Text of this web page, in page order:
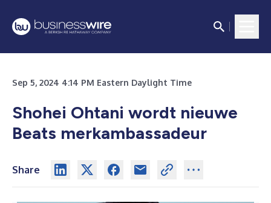
Sep 5, 2024 4:14 PM Eastern Daylight Time
Shohei Ohtani wordt nieuwe
Beats merkambassadeur
Share